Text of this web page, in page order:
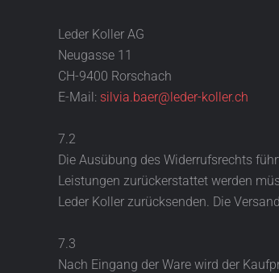
Leder Koller AG
Neugasse 11
CH-9400 Rorschach
E-Mail: silvia.baer@leder-koller.ch
7.2
Die Ausübung des Widerrufsrechts
Leistungen zurückerstattet werden
Leder Koller zurücksenden. Die
7.3
Nach Eingang der Ware wird der